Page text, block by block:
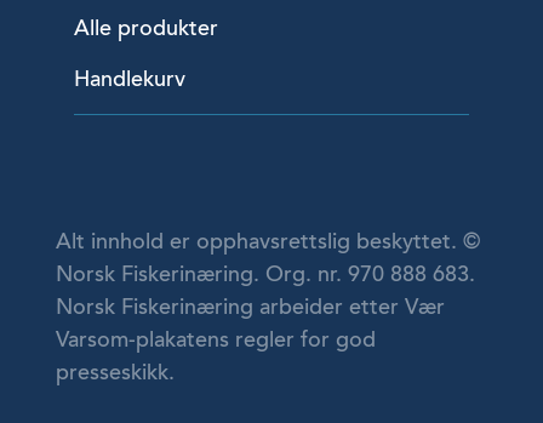
Alle produkter
Handlekurv
Alt innhold er opphavsrettslig beskyttet. ©
Norsk Fiskerinæring. Org. nr. 970 888 683.
Norsk Fiskerinæring arbeider etter Vær
Varsom-plakatens regler for god
presseskikk.